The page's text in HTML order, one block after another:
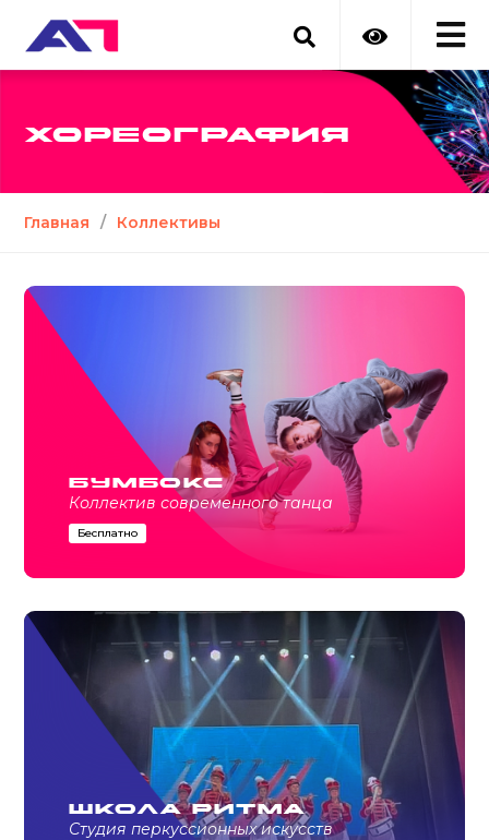
ХОРЕОГРАФИЯ
Главная / Коллективы
Бумбокс
Коллектив современного танца
Бесплатно
Школа ритма
Студия перкуссионных искусств